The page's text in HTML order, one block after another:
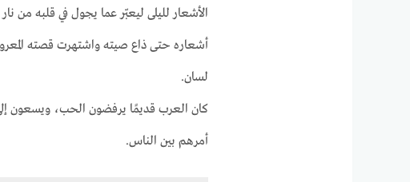
الأشعار لليلى ليعبّر عما يجول في قلبه من
أشعاره حتى ذاع صيته واشتهرت قصته
لسان.
كان العرب قديمًا يرفضون الحب، ويسعون
أمرهم بين الناس.